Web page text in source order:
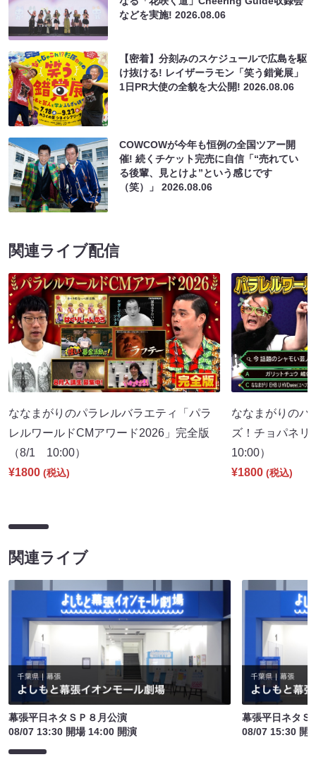
などを実施!2026.08.06
【密着】分刻みのスケジュールで広島を駆
け抜ける! レイザーラモン「笑う錯覚展」
1日PR大使の全貌を大公開!2026.08.06
COWCOWが今年も恒例の全国ツアー開
催! 続くチケット完売に自信「“売れてい
る後輩、見とけよ”という感じです
（笑）」2026.08.06
関連ライブ配信
ななまがりのパラレルバラエティ「パラ
レルワールドCMアワード2026」完全版
（8/1 10:00）
¥1800 (税込)
ななまがりのパ
ズ！チョパネ
10:00）
¥1800 (税込)
関連ライブ
幕張平日ネタＳＰ８月公演
08/07 13:30 開場 14:00 開演
幕張平日ネタＳ
08/07 15:30 開